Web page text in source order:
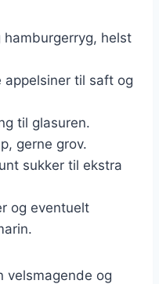
hamburgerryg, helst
appelsiner til saft og
til glasuren.
gerne grov.
sukker til ekstra
og eventuelt
velsmagende og